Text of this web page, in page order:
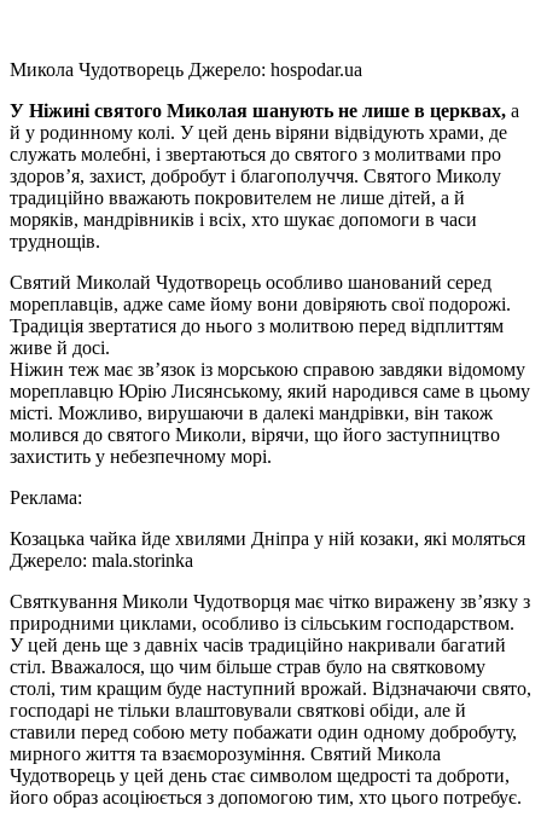
Микола Чудотворець Джерело: hospodar.ua
У Ніжині святого Миколая шанують не лише в церквах, а
й у родинному колі. У цей день віряни відвідують храми, де
служать молебні, і звертаються до святого з молитвами про
здоров’я, захист, добробут і благополуччя. Святого Миколу
традиційно вважають покровителем не лише дітей, а й
моряків, мандрівників і всіх, хто шукає допомоги в часи
труднощів.
Святий Миколай Чудотворець особливо шанований серед
мореплавців, адже саме йому вони довіряють свої подорожі.
Традиція звертатися до нього з молитвою перед відплиттям
живе й досі.
Ніжин теж має зв’язок із морською справою завдяки відомому
мореплавцю Юрію Лисянському, який народився саме в цьому
місті. Можливо, вирушаючи в далекі мандрівки, він також
молився до святого Миколи, вірячи, що його заступництво
захистить у небезпечному морі.
Реклама:
Козацька чайка йде хвилями Дніпра у ній козаки, які моляться
Джерело: mala.storinka
Святкування Миколи Чудотворця має чітко виражену зв’язку з
природними циклами, особливо із сільським господарством.
У цей день ще з давніх часів традиційно накривали багатий
стіл. Вважалося, що чим більше страв було на святковому
столі, тим кращим буде наступний врожай. Відзначаючи свято,
господарі не тільки влаштовували святкові обіди, але й
ставили перед собою мету побажати один одному добробуту,
мирного життя та взаєморозуміння. Святий Микола
Чудотворець у цей день стає символом щедрості та доброти,
його образ асоціюється з допомогою тим, хто цього потребує.